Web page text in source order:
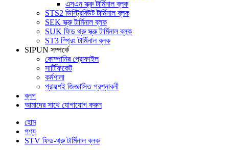
এসএন স্ক্রু টার্মিনাল ব্লক
STS2 ডিস্ট্রিবিউট টার্মিনাল ব্লক
SEK স্ক্রু টার্মিনাল ব্লক
SUK ফিড থ্রু স্ক্রু টার্মিনাল ব্লক
ST3 স্প্রিং টার্মিনাল ব্লক
SIPUN সম্পর্কে
কোম্পানির প্রোফাইল
সার্টিফিকেট
কর্মশালা
প্রায়শই জিজ্ঞাসিত প্রশ্নাবলী
ব্লগ
আমাদের সাথে যোগাযোগ করুন
হোম
পণ্য
STV ফিড-থ্রু টার্মিনাল ব্লক